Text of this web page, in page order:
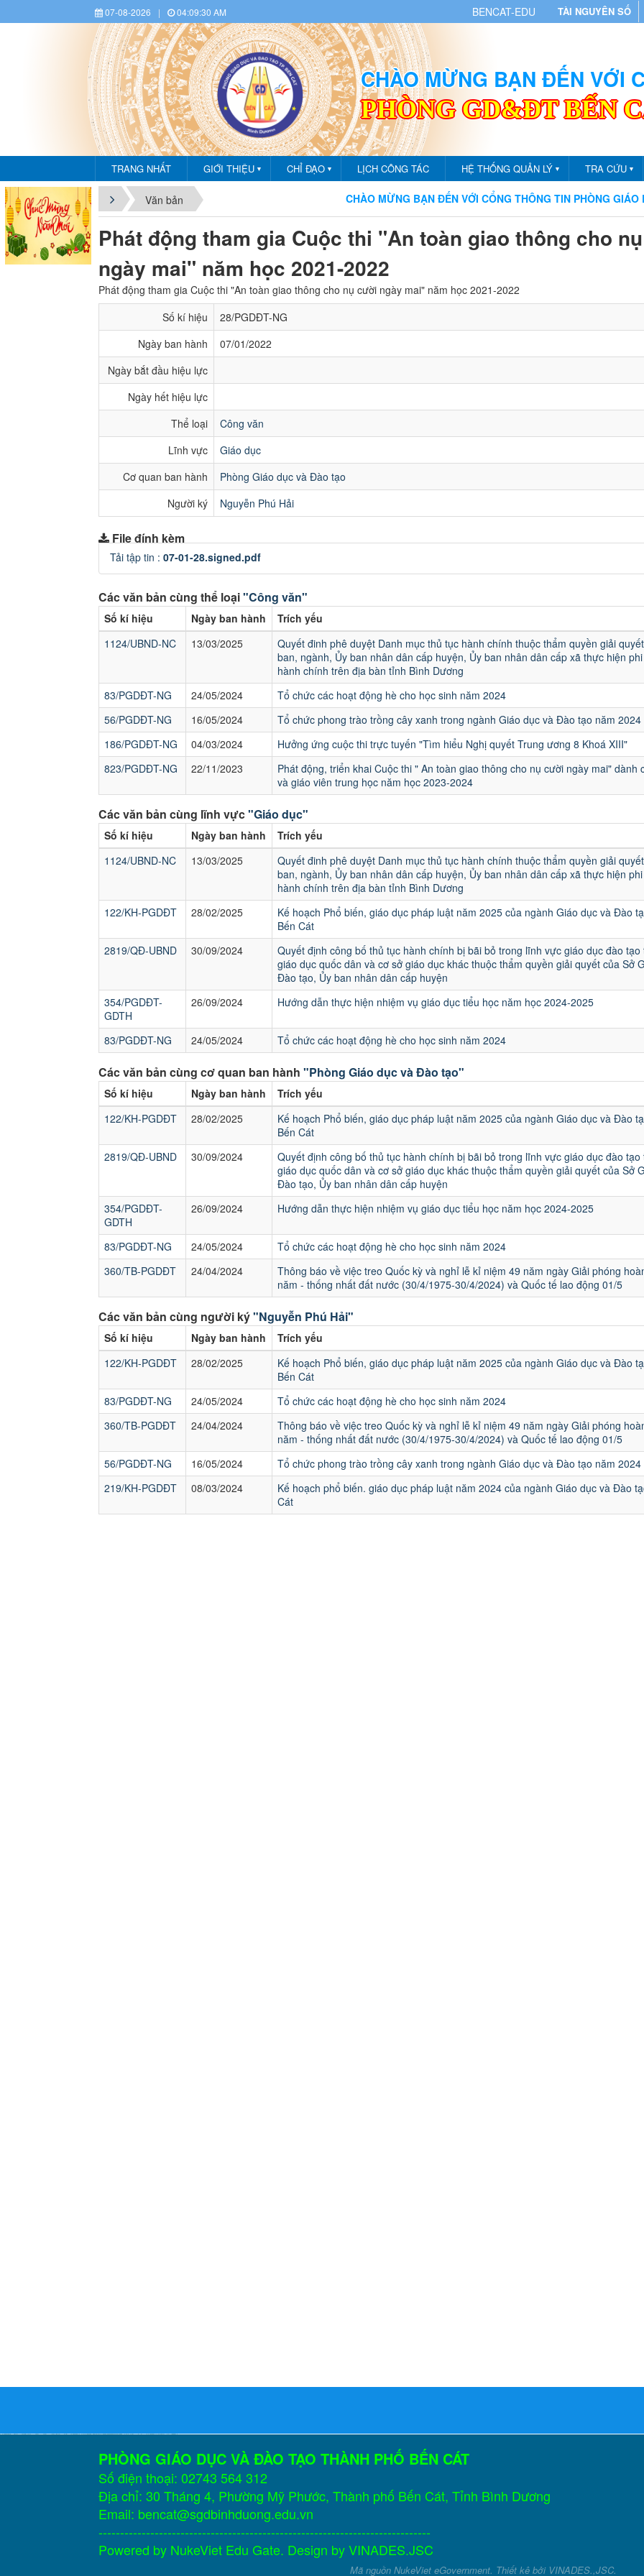
07-08-2026 | 04:09:31 AM BENCAT-EDU TÀI NGUYÊN SỐ
CHÀO MỪNG BẠN ĐẾN VỚI
PHÒNG GD&ĐT BẾN
TRANG NHẤT GIỚI THIỆU ▼ CHỈ ĐẠO ▼ LỊCH CÔNG TÁC HỆ THỐNG QUẢN LÝ ▼ TRA CỨU ▼
Văn bản CHÀO MỪNG BẠN ĐẾN VỚI CỔNG THÔNG TIN PHÒNG GIÁO DỤC
Phát động tham gia Cuộc thi "An toàn giao thông cho
ngày mai" năm học 2021-2022
Phát động tham gia Cuộc thi "An toàn giao thông cho nụ cười ngày mai" năm học 2021-2022
Số kí hiệu
28/PGDĐT-NG
Ngày ban hành
07/01/2022
Ngày bắt đầu hiệu lực
Ngày hết hiệu lực
Thể loại
Công văn
Lĩnh vực
Giáo dục
Cơ quan ban hành
Phòng Giáo dục và Đào tạo
Người ký
Nguyễn Phú Hải
File đính kèm
Tải tập tin : 07-01-28.signed.pdf
Các văn bản cùng thể loại"Công văn"
Số kí hiệu Ngày ban hành
Trích yếu
1124/UBND-NC
13/03/2025
Quyết đinh phê duyệt Danh mục thủ tục hành chính thuộc thẩm quyền giải
ban, ngành, Ủy ban nhân dân cấp huyện, Ủy ban nhân dân cấp xã thực hiện
hành chính trên địa bàn tỉnh Bình Dương
83/PGDĐT-NG
24/05/2024
Tổ chức các hoạt động hè cho học sinh năm 2024
56/PGDĐT-NG
16/05/2024
Tổ chức phong trào trồng cây xanh trong ngành Giáo dục và Đào tạo năm 2024
186/PGDĐT-NG
04/03/2024
Hưởng ứng cuộc thi trực tuyến "Tìm hiểu Nghị quyết Trung ương 8 Khoá XIII"
823/PGDĐT-NG
22/11/2023
Phát động, triển khai Cuộc thi " An toàn giao thông cho nụ cười ngày mai" dành
và giáo viên trung học năm học 2023-2024
Các văn bản cùng lĩnh vực"Giáo dục"
Số kí hiệu Ngày ban hành
Trích yếu
1124/UBND-NC
13/03/2025
Quyết đinh phê duyệt Danh mục thủ tục hành chính thuộc thẩm quyền giải
ban, ngành, Ủy ban nhân dân cấp huyện, Ủy ban nhân dân cấp xã thực hiện
hành chính trên địa bàn tỉnh Bình Dương
122/KH-PGDĐT
28/02/2025
Kế hoạch Phổ biến, giáo dục pháp luật năm 2025 của ngành Giáo dục và Đào
Bến Cát
2819/QĐ-UBND
30/09/2024
Quyết định công bố thủ tục hành chính bị bãi bỏ trong lĩnh vực giáo dục đào tạo
giáo dục quốc dân và cơ sở giáo dục khác thuộc thẩm quyền giải quyết của Sở
Đào tạo, Ủy ban nhân dân cấp huyện
354/PGDĐT-
GDTH
26/09/2024 Hướng dẫn thực hiện nhiệm vụ giáo dục tiểu học năm học 2024-2025
83/PGDĐT-NG 24/05/2024 Tổ chức các hoạt động hè cho học sinh năm 2024
Các văn bản cùng cơ quan ban hành "Phòng Giáo dục và Đào tạo"
Số kí hiệu Ngày ban hành
Trích yếu
122/KH-PGDĐT
28/02/2025
Kế hoạch Phổ biến, giáo dục pháp luật năm 2025 của ngành Giáo dục và Đào
Bến Cát
2819/QĐ-UBND
30/09/2024
Quyết định công bố thủ tục hành chính bị bãi bỏ trong lĩnh vực giáo dục đào tạo
giáo dục quốc dân và cơ sở giáo dục khác thuộc thẩm quyền giải quyết của Sở
Đào tạo, Ủy ban nhân dân cấp huyện
354/PGDĐT-
GDTH
26/09/2024 Hướng dẫn thực hiện nhiệm vụ giáo dục tiểu học năm học 2024-2025
83/PGDĐT-NG 24/05/2024
Tổ chức các hoạt động hè cho học sinh năm 2024
360/TB-PGDĐT
24/04/2024
Thông báo về việc treo Quốc kỳ và nghỉ lễ kỉ niệm 49 năm ngày Giải phóng
năm - thống nhất đất nước (30/4/1975-30/4/2024) và Quốc tế lao động 01/5
Các văn bản cùng người ký"Nguyễn Phú Hải"
Số kí hiệu Ngày ban hành
Trích yếu
122/KH-PGDĐT
28/02/2025
Kế hoạch Phổ biến, giáo dục pháp luật năm 2025 của ngành Giáo dục và Đào
Bến Cát
83/PGDĐT-NG
24/05/2024
Tổ chức các hoạt động hè cho học sinh năm 2024
360/TB-PGDĐT
24/04/2024
Thông báo về việc treo Quốc kỳ và nghỉ lễ kỉ niệm 49 năm ngày Giải phóng
năm - thống nhất đất nước (30/4/1975-30/4/2024) và Quốc tế lao động 01/5
56/PGDĐT-NG
16/05/2024
Tổ chức phong trào trồng cây xanh trong ngành Giáo dục và Đào tạo năm 2024
219/KH-PGDĐT
08/03/2024
Kế hoạch phổ biến. giáo dục pháp luật năm 2024 của ngành Giáo dục và Đào
Cát
PHÒNG GIÁO DỤC VÀ ĐÀO TẠO THÀNH PHỐ BẾN CÁT
Số điện thoại: 02743 564 312
Địa chỉ: 30 Tháng 4, Phường Mỹ Phước, Thành phố Bến Cát, Tỉnh Bình Dương
Email: bencat@sgdbinhduong.edu.vn
-----------------------------------------------------------------------------
Powered by NukeViet Edu Gate. Design byVINADES.JSC
Mã nguồn NukeViet eGovernment. Thiết kê bởi VINADES.,JSC.